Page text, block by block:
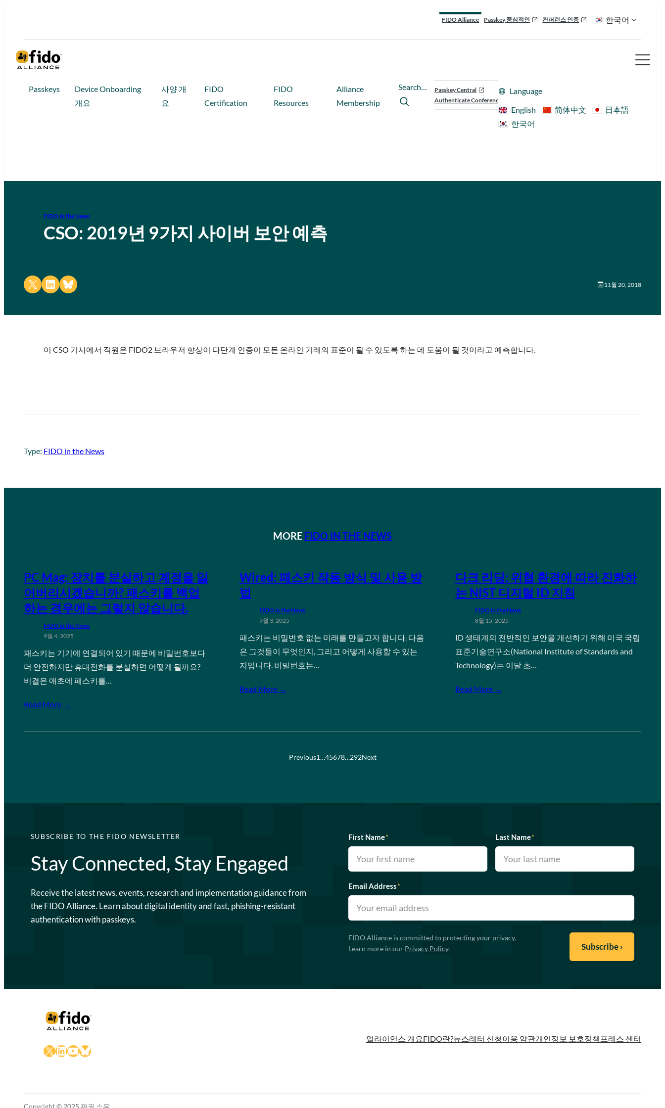
FIDO Alliance Passkey 중심적인 컨퍼런스 인증 한국어
Passkeys
Device Onboarding
개요
사양 개
요
FIDO
Certification
FIDO
Resources
Alliance
Membership
Search…
Passkey Central
Authenticate Conference
Language
English
简体中文
日本語
한국어
FIDO in the News
CSO: 2019년 9가지 사이버 보안 예측
Share on X Share on LinkedIn
Share on Bluesky 11월 20, 2018
이 CSO 기사에서 직원은 FIDO2 브라우저 향상이 다단계 인증이 모든 온라인 거래의 표준이 될 수 있도록 하는 데 도움이 될 것이라고 예측합니다.
Type: FIDO in the News
MORE FIDO IN THE NEWS
PC Mag: 장치를 분실하고 계정을 잃
어버리시겠습니까? 패스키를 백업
하는 경우에는 그렇지 않습니다.
FIDO in the News
9월 4, 2025
패스키는 기기에 연결되어 있기 때문에 비밀번호보다
더 안전하지만 휴대전화를 분실하면 어떻게 될까요?
비결은 애초에 패스키를…
Read More →
Wired: 패스키 작동 방식 및 사용 방
법
FIDO in the News
9월 3, 2025
패스키는 비밀번호 없는 미래를 만들고자 합니다. 다음
은 그것들이 무엇인지, 그리고 어떻게 사용할 수 있는
지입니다. 비밀번호는…
Read More →
다크 리딩: 위협 환경에 따라 진화하
는 NIST 디지털 ID 지침
FIDO in the News
8월 15, 2025
ID 생태계의 전반적인 보안을 개선하기 위해 미국 국립
표준기술연구소(National Institute of Standards and
Technology)는 이달 초…
Read More →
Previous1…45678…292Next
SUBSCRIBE TO THE FIDO NEWSLETTER
Stay Connected, Stay Engaged
Receive the latest news, events, research and implementation guidance from
the FIDO Alliance. Learn about digital identity and fast, phishing-resistant
authentication with passkeys.
First Name* Last Name*
Email Address*
FIDO Alliance is committed to protecting your privacy.
Learn more in our Privacy Policy.
X LinkedIn
YouTube
Bluesky
얼라이언스 개요FIDO란?뉴스레터 신청이용 약관개인정보 보호정책 프레스 센터
Copyright © 2025 판권 소유